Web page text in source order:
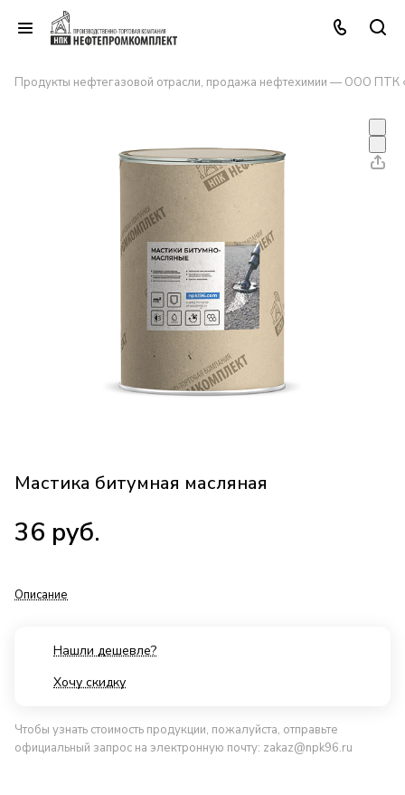
Продукты нефтегазовой отрасли, продажа нефтехимии — ООО ПТК
Мастика битумная масляная
36 руб.
Описание
Нашли дешевле?
Хочу скидку
Чтобы узнать стоимость продукции, пожалуйста, отправьте
официальный запрос на электронную почту: zakaz@npk96.ru